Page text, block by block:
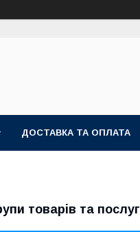
ДОСТАВКА ТА ОПЛАТА
товарів та послуг